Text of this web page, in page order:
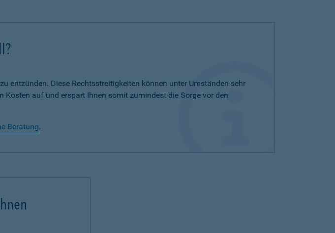
entzünden. Diese Rechtsstreitigkeiten können unter Umständen sehr
Kosten auf und erspart Ihnen somit zumindest die Sorge vor den
Beratung.